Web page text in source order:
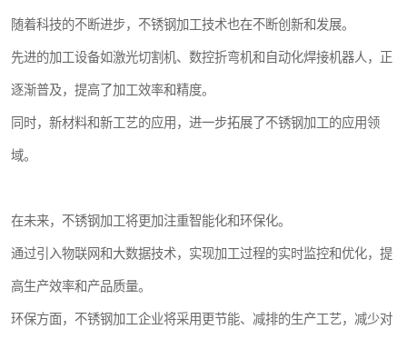
随着科技的不断进步，不锈钢加工技术也在不断创新和发展。
先进的加工设备如激光切割机、数控折弯机和自动化焊接机器人，正
逐渐普及，提高了加工效率和精度。
同时，新材料和新工艺的应用，进一步拓展了不锈钢加工的应用领
域。
在未来，不锈钢加工将更加注重智能化和环保化。
通过引入物联网和大数据技术，实现加工过程的实时监控和优化，提
高生产效率和产品质量。
环保方面，不锈钢加工企业将采用更节能、减排的生产工艺，减少对